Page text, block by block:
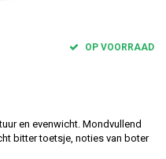
OP VOORRAAD
en evenwicht. Mondvullend
bitter toetsje, noties van boter